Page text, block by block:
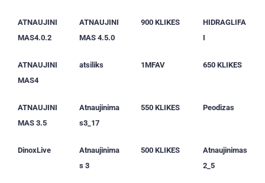
ATNAUJINI
MAS4.0.2
ATNAUJINI
MAS 4.5.0
900 KLIKES
HIDRAGLIFA
I
ATNAUJINI
MAS4
atsiliks 1MFAV 650 KLIKES
ATNAUJINI
MAS 3.5
Atnaujinima
s3_17
550 KLIKES Peodizas
DinoxLive
Atnaujinima
s 3
500 KLIKES
Atnaujinimas
2_5